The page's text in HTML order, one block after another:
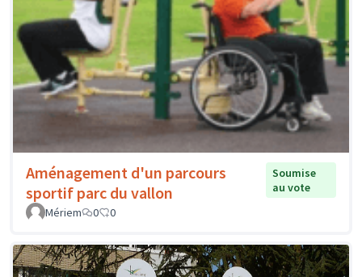
Aménagement d'un parcours
sportif parc du vallon
Soumise
au vote
Mériem
0 0